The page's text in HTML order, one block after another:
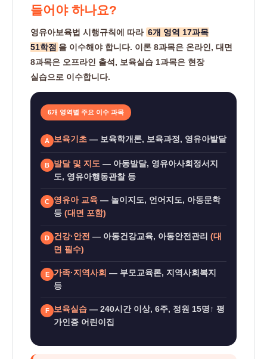
들어야 하나요?
영유아보육법 시행규칙에 따라 6개 영역 17과목
51학점 을 이수해야 합니다. 이론 8과목은 온라인, 대면
8과목은 오프라인 출석, 보육실습 1과목은 현장
실습으로 이수합니다.
6개 영역별 주요 이수 과목
A 보육기초 — 보육학개론, 보육과정, 영유아발달
B 발달 및 지도 — 아동발달, 영유아사회정서지
도, 영유아행동관찰 등
C 영유아 교육 — 놀이지도, 언어지도, 아동문학
등 (대면 포함)
D 건강·안전 — 아동건강교육, 아동안전관리 (대
면 필수)
E 가족·지역사회 — 부모교육론, 지역사회복지
등
F 보육실습 — 240시간 이상, 6주, 정원 15명↑ 평
가인증 어린이집